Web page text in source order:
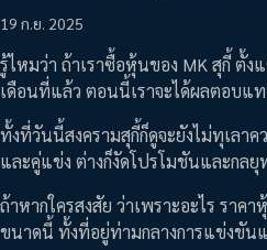
19 ก.ย. 2025
รู้ไหมว่า ถ้าเราซื้อหุ้นของ MK สุกี้ ตั้ง
เดือนที่แล้ว ตอนนี้เราจะได้ผลตอบแ
ทั้งที่วันนี้สงครามสุกี้ก็ดูจะยังไม่ทุเลาค
และคู่แข่ง ต่างก็งัดโปรโมชันและกล
ถ้าหากใครสงสัย ว่าเพราะอะไร ราค
ขนาดนี้ ทั้งที่อยู่ท่ามกลางการแข่งขัน